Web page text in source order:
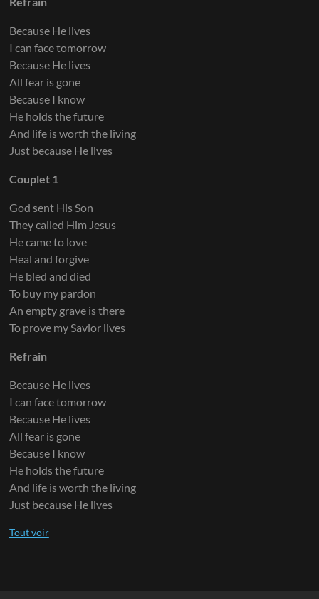
Because He lives
I can face tomorrow
Because He lives
All fear is gone
Because I know
He holds the future
And life is worth the living
Just because He lives
Couplet 1
God sent His Son
They called Him Jesus
He came to love
Heal and forgive
He bled and died
To buy my pardon
An empty grave is there
To prove my Savior lives
Refrain
Because He lives
I can face tomorrow
Because He lives
All fear is gone
Because I know
He holds the future
And life is worth the living
Just because He lives